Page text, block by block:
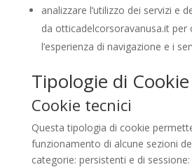
analizzare l’utilizzo dei servizi e
da otticadelcorsoravanusa.it per
l’esperienza di navigazione e i
Tipologie di Cookie
Cookie tecnici
Questa tipologia di cookie
funzionamento di alcune sezioni
categorie: persistenti e di sessione: